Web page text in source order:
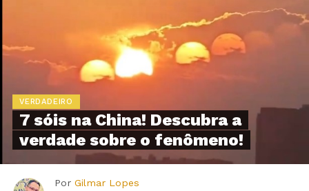
VERDADEIRO
7 sóis na China! Descubra a
verdade sobre o fenômeno!
Por Gilmar Lopes